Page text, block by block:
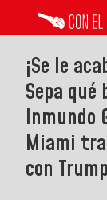
¡Se le
Sepa qué
Inmundo
Miami
con Trump